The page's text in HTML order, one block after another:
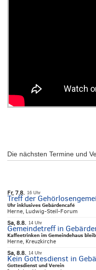
Die nächsten Termine und
Fr, 7.8. 16 Uhr
Treff der
Uhr inklusives Gebärdencafé
Herne, Ludwig-Steil-Forum
Sa, 8.8. 14 Uhr
Gemeindetreff in
Kaffeetrinken im Gemeindehaus
Herne, Kreuzkirche
Sa, 8.8. 14 Uhr
Kein Gottesdienst in
Gottesdienst und Verein